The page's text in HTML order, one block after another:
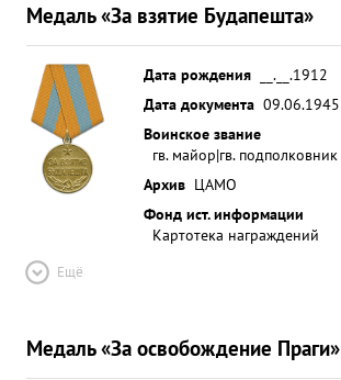
Медаль «За взятие Будапешта»
Дата рождения
__.__.1912
Дата документа 09.06.1945
Воинское звание
гв. майор|гв. подполковник
Архив ЦАМО
Фонд ист. информации
Картотека награждений
Ещё
Медаль «За освобождение Праги»